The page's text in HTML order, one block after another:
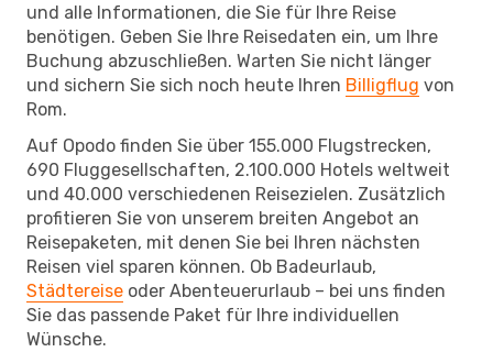
und alle Informationen, die Sie für Ihre Reise
benötigen. Geben Sie Ihre Reisedaten ein, um Ihre
Buchung abzuschließen. Warten Sie nicht länger
und sichern Sie sich noch heute Ihren Billigflug von
Rom.
Auf Opodo finden Sie über 155.000 Flugstrecken,
690 Fluggesellschaften, 2.100.000 Hotels weltweit
und 40.000 verschiedenen Reisezielen. Zusätzlich
profitieren Sie von unserem breiten Angebot an
Reisepaketen, mit denen Sie bei Ihren nächsten
Reisen viel sparen können. Ob Badeurlaub,
Städtereise oder Abenteuerurlaub – bei uns finden
Sie das passende Paket für Ihre individuellen
Wünsche.